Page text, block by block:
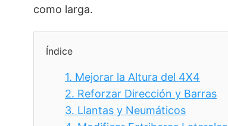
como larga.
Índice
1. Mejorar la Altura del 4X4
2. Reforzar Dirección y Barras
3. Llantas y Neumáticos